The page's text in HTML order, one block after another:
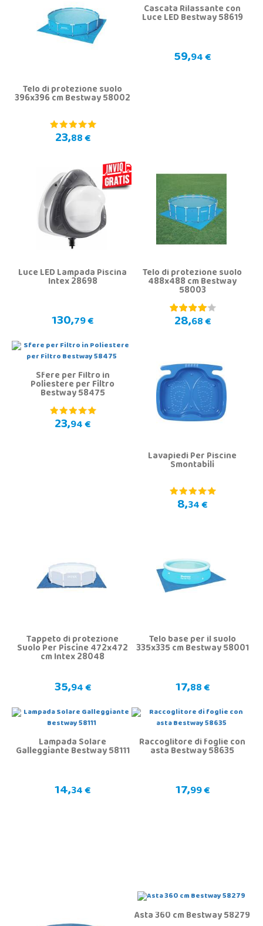
Telo di protezione suolo
396x396 cm Bestway 58002
23,88 €
Cascata Rilassante con
Luce LED Bestway 58619
59,94 €
Luce LED Lampada Piscina
Intex 28698
130,79 €
Telo di protezione suolo
488x488 cm Bestway
58003
28,68 €
Sfere per Filtro in
Poliestere per Filtro
Bestway 58475
23,94 €
Lavapiedi Per Piscine
Smontabili
8,34 €
Tappeto di protezione
Suolo Per Piscine 472x472
cm Intex 28048
35,94 €
Telo base per il suolo
335x335 cm Bestway 58001
17,88 €
Lampada Solare
Galleggiante Bestway 58111
14,34 €
Raccoglitore di foglie con
asta Bestway 58635
17,99 €
Asta 360 cm Bestway 58279